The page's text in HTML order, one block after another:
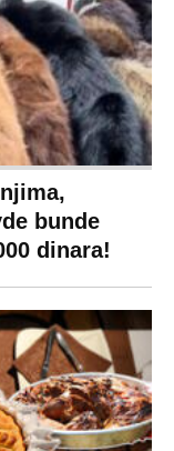
bunde
dinara!